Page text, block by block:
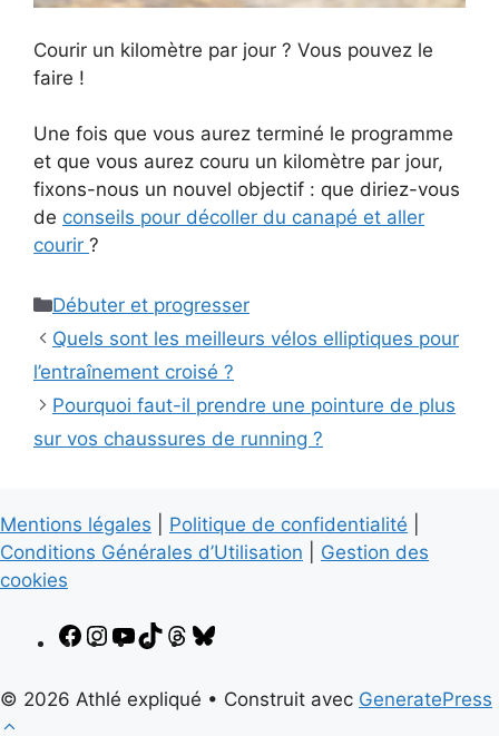
Courir un kilomètre par jour ? Vous pouvez le
faire !
Une fois que vous aurez terminé le programme
et que vous aurez couru un kilomètre par jour,
fixons-nous un nouvel objectif : que diriez-vous
de conseils pour décoller du canapé et aller
courir ?
Catégories
Débuter et progresser
Quels sont les meilleurs vélos elliptiques pour
l’entraînement croisé ?
Pourquoi faut-il prendre une pointure de plus
sur vos chaussures de running ?
Mentions légales Politique de confidentialité
Conditions Générales d’Utilisation
Gestion des
cookies
Facebook
Instagram
YouTube
TikTokThreads
© 2026 Athlé expliqué • Construit avec GeneratePress